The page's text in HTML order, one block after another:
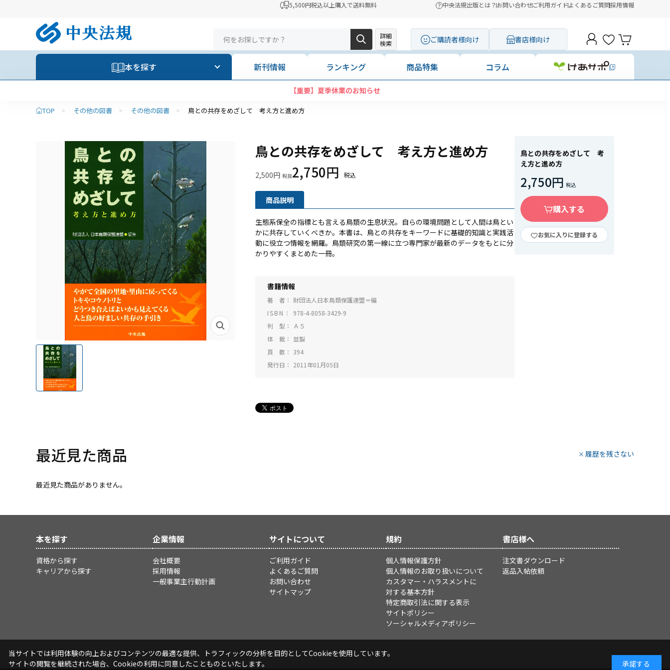
5,500円税込以上購入で送料無料 中央法規出版とは？お問い合わせご利用ガイドよくあるご質問採用情報
詳細
検索
ご購読者様向け 書店様向け
本を探す 新刊情報 ランキング 商品特集 コラム
【重要】夏季休業のお知らせ
TOP > その他の図書 > その他の図書 > 鳥との共存をめざして 考え方と進め方
鳥との共存をめざして 考え方と進め方
2,500円 2,750円
商品説明
生態系保全の指標とも言える鳥類の生息状況。自らの環境問題として人間は鳥とい
かに共存していくべきか。本書は、鳥との共存をキーワードに基礎的知識と実践活
動に役立つ情報を網羅。鳥類研究の第一線に立つ専門家が最新のデータをもとに分
かりやすくまとめた一冊。
書籍情報
著 者
財団法人日本鳥類保護連盟＝編
ISBN
978-4-8058-3429-9
判 型
Ａ５
体 裁
並製
頁 数
394
発行日
2011年01月05日
鳥との共存をめざして 考
え方と進め方
2,750円
購入する
お気に入りに登録する
最近見た商品
最近見た商品がありません。
履歴を残さない
本を探す
資格から探す
キャリアから探す
企業情報
会社概要
採用情報
一般事業主行動計画
サイトについて
ご利用ガイド
よくあるご質問
お問い合わせ
サイトマップ
規約
個人情報保護方針
個人情報のお取り扱いについて
カスタマー・ハラスメントに
対する基本方針
特定商取引法に関する表示
サイトポリシー
ソーシャルメディアポリシー
書店様へ
注文書ダウンロード
返品入帖依頼
当サイトでは利用体験の向上およびコンテンツの最適な提供、トラフィックの分析を目的としてCookieを使用しています。
サイトの閲覧を継続された場合、Cookieの利用に同意したことものといたします。
承諾する